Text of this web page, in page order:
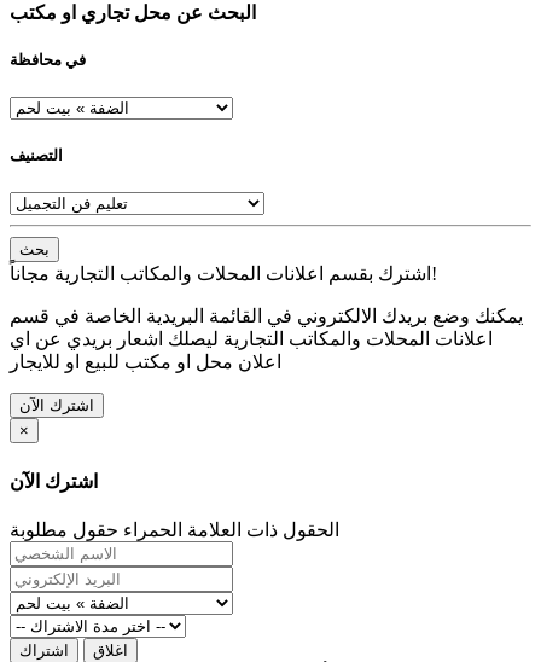
البحث عن محل تجاري او مكتب
في محافظة
التصنيف
بحث
اشترك بقسم اعلانات المحلات والمكاتب التجارية مجاناً!
يمكنك وضع بريدك الالكتروني في القائمة البريدية الخاصة في قسم
اعلانات المحلات والمكاتب التجارية ليصلك اشعار بريدي عن اي
اعلان محل او مكتب للبيع او للايجار
اشترك الآن
×
اشترك الآن
الحقول ذات العلامة الحمراء حقول مطلوبة
اشتراك اغلاق